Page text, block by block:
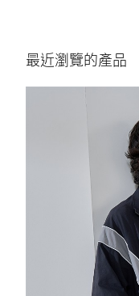
最近瀏覽的產品